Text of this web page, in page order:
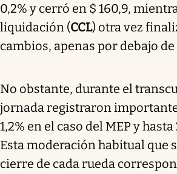
0,2% y cerró en $ 160,9,
liquidación (CCL) otra vez
cambios, apenas por debajo de
No obstante, durante el
jornada registraron
1,2% en el caso del MEP y hasta
Esta moderación habitual que
cierre de cada rueda